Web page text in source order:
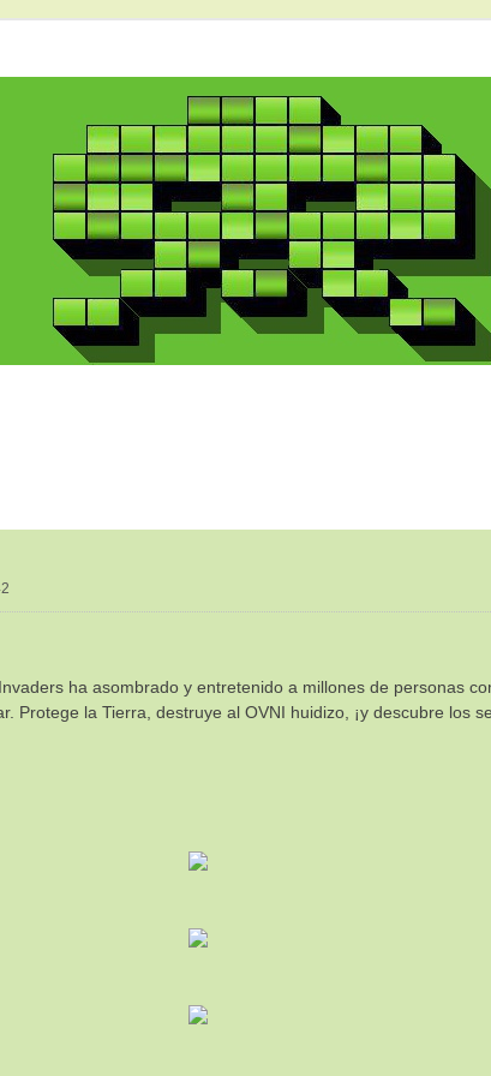
ha asombrado y entretenido a millones de personas
Protege la Tierra, destruye al OVNI huidizo, ¡y descubre los